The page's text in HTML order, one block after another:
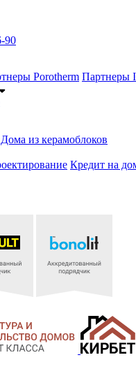
90
Porotherm Партнеры
Дома из керамоблоков
Кредит на